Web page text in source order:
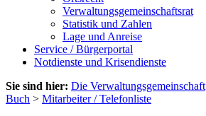
Verwaltungsgemeinschaftsrat
Statistik und Zahlen
Lage und Anreise
Service / Bürgerportal
Notdienste und Krisendienste
Sie sind hier: Die Verwaltungsgemeinschaft
Buch > Mitarbeiter / Telefonliste